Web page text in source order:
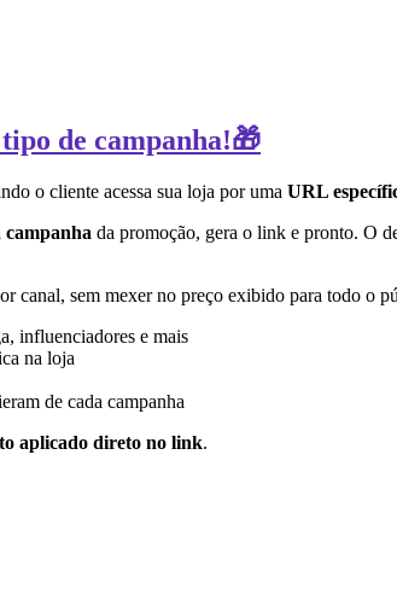
de campanha!🎁
o cliente acessa sua loja por uma URL
campanha da promoção, gera o link e pronto. O
canal, sem mexer no preço exibido para todo o
influenciadores e mais
na loja
de cada campanha
aplicado direto no link.